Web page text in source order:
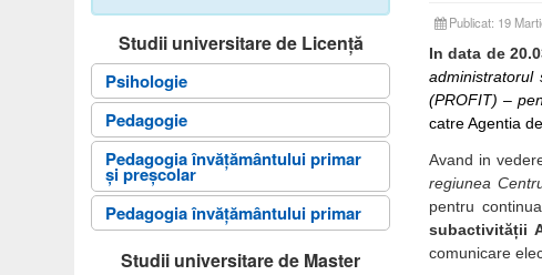
Studii universitare de Licență
Psihologie
Pedagogie
Pedagogia învăţământului primar
și preșcolar
Pedagogia învăţământului primar
Studii universitare de Master
Publicat: 19
In data de
administratorul
(PROFIT) –
catre Agentia
Avand in
regiunea
pentru
subactivității
comunicare